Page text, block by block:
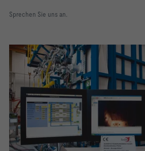
Sprechen Sie uns an.